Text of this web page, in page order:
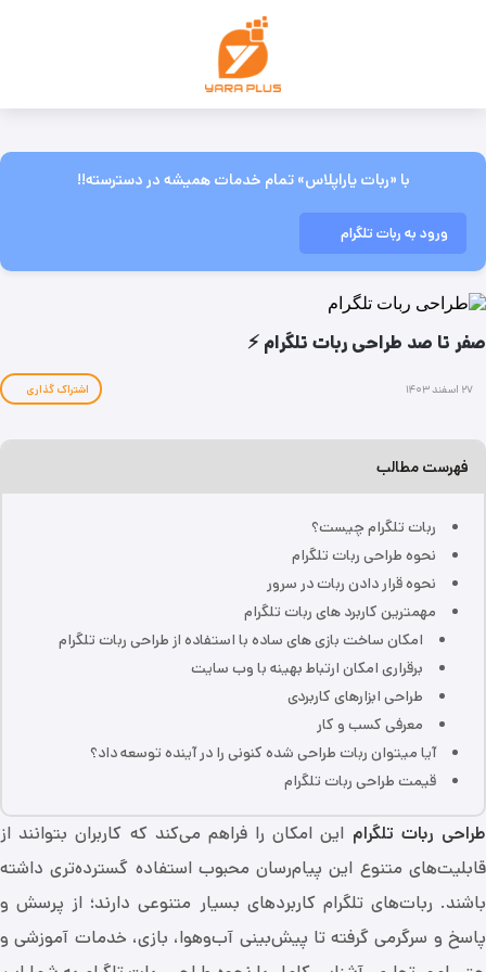
با «ربات یاراپلاس» تمام خدمات همیشه در دسترسته!!
ورود به ربات تلگرام
صفر تا صد طراحی ربات تلگرام ⚡
۲۷ اسفند ۱۴۰۳ اشتراک گذاری
فهرست مطالب
ربات تلگرام چیست؟
نحوه طراحی ربات تلگرام
نحوه قرار دادن ربات در سرور
مهمترین کاربرد های ربات تلگرام
امکان ساخت بازی های ساده با استفاده از طراحی ربات تلگرام
برقراری امکان ارتباط بهینه با وب سایت
طراحی ابزارهای کاربردی
معرفی کسب و کار
آیا میتوان ربات طراحی شده کنونی را در آینده توسعه داد؟
قیمت طراحی ربات تلگرام
طراحی ربات تلگرام این امکان را فراهم می‌کند که کاربران بتوانند از
قابلیت‌های متنوع این پیام‌رسان محبوب استفاده گسترده‌تری داشته
باشند. ربات‌های تلگرام کاربردهای بسیار متنوعی دارند؛ از پرسش و
پاسخ و سرگرمی گرفته تا پیش‌بینی آب‌وهوا، بازی، خدمات آموزشی و